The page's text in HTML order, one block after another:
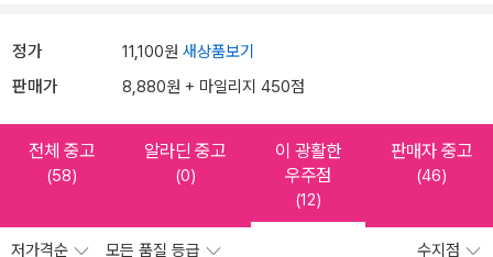
정가 11,100원 새상품보기
판매가 8,880원 + 마일리지 450점
전체 중고
(58)
알라딘 중고
(0)
이 광활한
우주점
(12)
판매자 중고
(46)
저가격순 모든 품질 등급 수지점